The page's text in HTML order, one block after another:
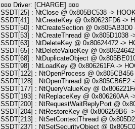
¤¤¤ Driver: [CHARGE] ¤¤¤
SSDT[25] : NtClose @ 0x805BC538 ->
SSDT[41] : NtCreateKey @ 0x80623FD6 ->
SSDT[50] : NtCreateSection @
SSDT[53] : NtCreateThread @ 0x805D1038
SSDT[63] : NtDeleteKey @ 0x80624472 ->
SSDT[65] : NtDeleteValueKey @
SSDT[68] : NtDuplicateObject @
SSDT[98] : NtLoadKey @ 0x806261FA ->
SSDT[122] : NtOpenProcess @
SSDT[128] : NtOpenThread @ 0x805CB6E2
SSDT[177] : NtQueryValueKey @
SSDT[193] : NtReplaceKey @ 0x806260AA
SSDT[200] : NtRequestWaitReplyPort @
SSDT[204] : NtRestoreKey @ 0x806259B6 -
SSDT[213] : NtSetContextThread @
SSDT[237] : NtSetSecurityObject @